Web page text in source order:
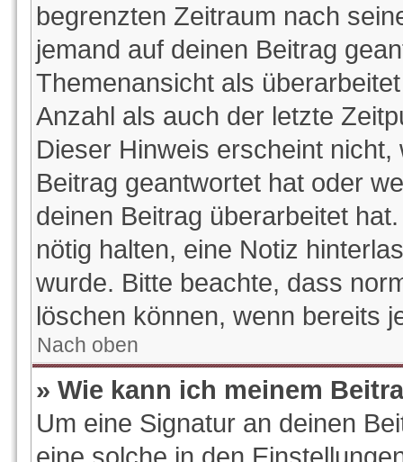
begrenzten Zeitraum nach
jemand auf deinen Beitrag
Themenansicht als
Anzahl als auch der letzte
Dieser Hinweis erscheint
Beitrag geantwortet hat oder
deinen Beitrag überarbeitet
nötig halten, eine Notiz
wurde. Bitte beachte, dass
löschen können, wenn bereits
Nach oben
» Wie kann ich meinem
Um eine Signatur an deinen